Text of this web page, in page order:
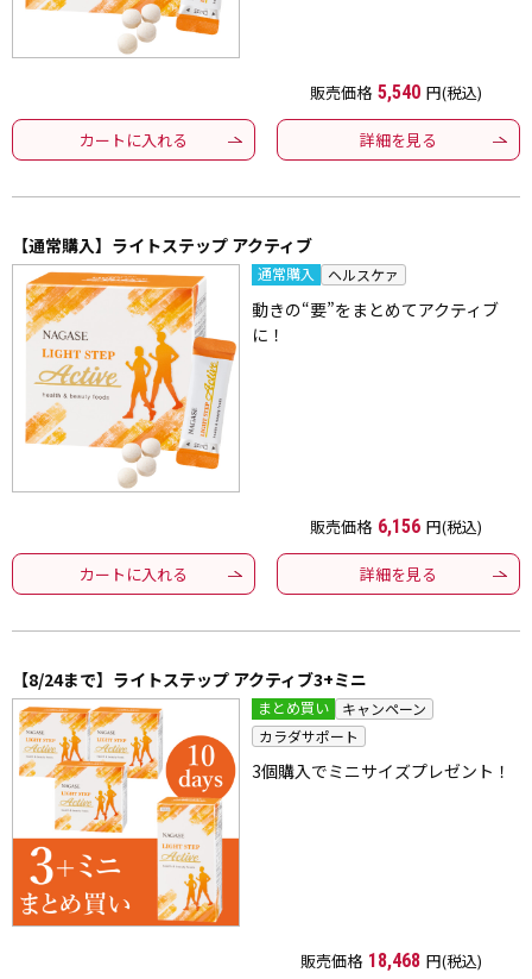
販売価格 5,540 円(税込)
カートに入れる 詳細を見る
【通常購入】ライトステップ アクティブ
通常購入 ヘルスケァ
動きの“要”をまとめてアクティブ
に！
販売価格 6,156 円(税込)
カートに入れる 詳細を見る
【8/24まで】ライトステップ アクティブ3+ミニ
まとめ買い
キャンペーン
カラダサポート
3個購入でミニサイズプレゼント！
販売価格 18,468 円(税込)